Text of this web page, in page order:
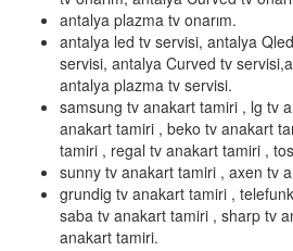
antalya plazma tv onarım.
antalya led tv servisi, antalya
servisi, antalya Curved tv
antalya plazma tv servisi.
samsung tv anakart tamiri , lg tv
anakart tamiri , beko tv anakart
tamiri , regal tv anakart tamiri ,
sunny tv anakart tamiri , axen tv
grundig tv anakart tamiri ,
saba tv anakart tamiri , sharp tv
anakart tamiri.